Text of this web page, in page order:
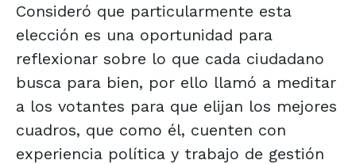
Consideró que particularmente esta
elección es una oportunidad para
reflexionar sobre lo que cada ciudadano
busca para bien, por ello llamó a meditar
a los votantes para que elijan los mejores
cuadros, que como él, cuenten con
experiencia política y trabajo de gestión